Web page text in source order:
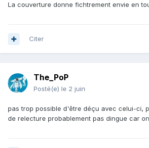
La couverture donne fichtrement envie en
Citer
The_PoP
Posté(e) le 2 juin
pas trop possible d'être déçu avec celui-ci,
de relecture probablement pas dingue car